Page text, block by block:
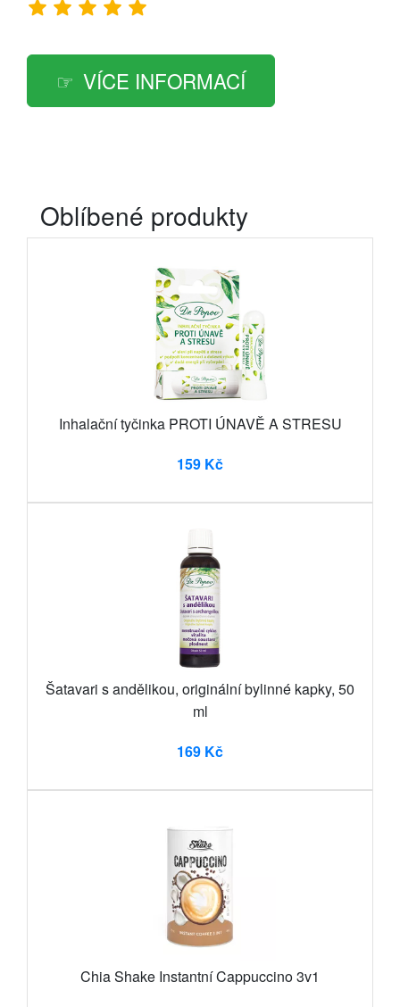
VÍCE INFORMACÍ
Oblíbené produkty
Inhalační tyčinka PROTI ÚNAVĚ A STRESU
159 Kč
Šatavari s andělikou, originální bylinné kapky, 50
ml
169 Kč
Chia Shake Instantní Cappuccino 3v1